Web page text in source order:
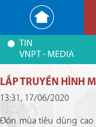
TIN
VNPT - MEDIA
LẮP TRUYỀN HÌNH
13:31, 17/06/2020
Đón mùa tiêu dùng cao